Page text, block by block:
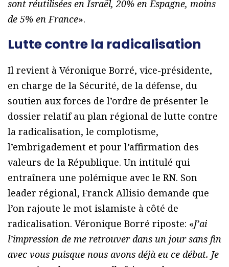
sont réutilisées en Israël, 20% en Espagne, moins
de 5% en France».
Lutte contre la radicalisation
Il revient à Véronique Borré, vice-présidente,
en charge de la Sécurité, de la défense, du
soutien aux forces de l’ordre de présenter le
dossier relatif au plan régional de lutte contre
la radicalisation, le complotisme,
l’embrigadement et pour l’affirmation des
valeurs de la République. Un intitulé qui
entraînera une polémique avec le RN. Son
leader régional, Franck Allisio demande que
l’on rajoute le mot islamiste à côté de
radicalisation. Véronique Borré riposte: «J’ai
l’impression de me retrouver dans un jour sans fin
avec vous puisque nous avons déjà eu ce débat. Je